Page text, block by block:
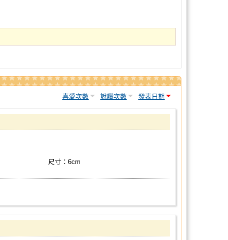
喜愛次數 說讚次數 發表日期
尺寸：6cm